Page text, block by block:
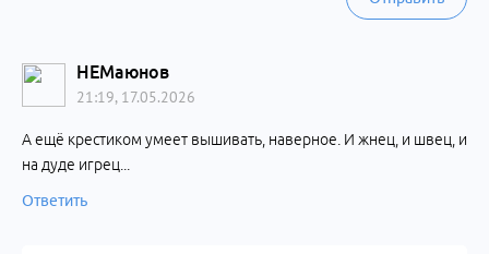
НЕМаюнов
21:19, 17.05.2026
А ещё крестиком умеет вышивать, наверное. И жнец, и швец, и
на дуде игрец...
Ответить